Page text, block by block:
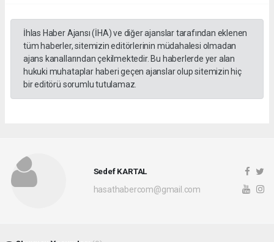
İhlas Haber Ajansı (İHA) ve diğer ajanslar tarafından eklenen
tüm haberler, sitemizin editörlerinin müdahalesi olmadan
ajans kanallarından çekilmektedir. Bu haberlerde yer alan
hukuki muhataplar haberi geçen ajanslar olup sitemizin hiç
bir editörü sorumlu tutulamaz.
Sedef KARTAL
hasathabercom@gmail.com